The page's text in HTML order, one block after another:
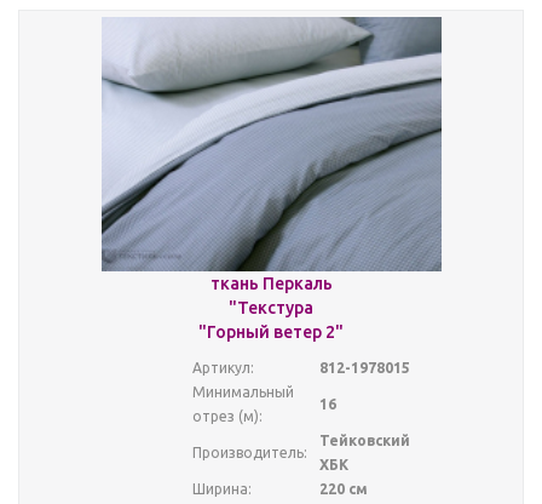
ткань Перкаль
"Текстура
"Горный ветер 2"
Артикул:
812-1978015
Минимальный
отрез (м):
16
Производитель:
Тейковский
ХБК
Ширина:
220 см